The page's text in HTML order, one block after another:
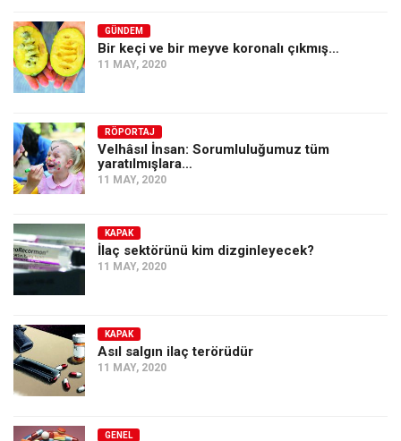
GÜNDEM
Bir keçi ve bir meyve koronalı çıkmış…
11 MAY, 2020
RÖPORTAJ
Velhâsıl İnsan: Sorumluluğumuz tüm
yaratılmışlara…
11 MAY, 2020
KAPAK
İlaç sektörünü kim dizginleyecek?
11 MAY, 2020
KAPAK
Asıl salgın ilaç terörüdür
11 MAY, 2020
GENEL